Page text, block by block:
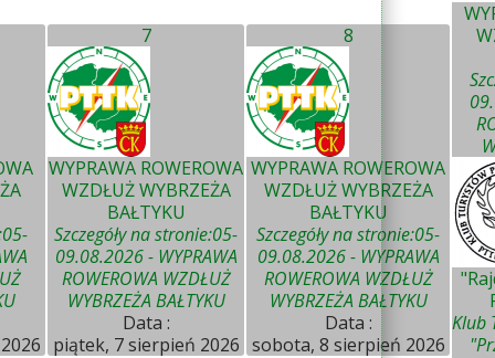
7
WYPRAWA ROWEROWA
WZDŁUŻ WYBRZEŻA
BAŁTYKU
Szczegóły na stronie:05-
09.08.2026 - WYPRAWA
ROWEROWA WZDŁUŻ
WYBRZEŻA BAŁTYKU
Data :
piątek, 7 sierpień 2026
8
WYPRAWA ROWEROWA
WZDŁUŻ WYBRZEŻA
BAŁTYKU
Szczegóły na stronie:05-
09.08.2026 - WYPRAWA
ROWEROWA WZDŁUŻ
WYBRZEŻA BAŁTYKU
Data :
sobota, 8 sierpień 2026
Klub